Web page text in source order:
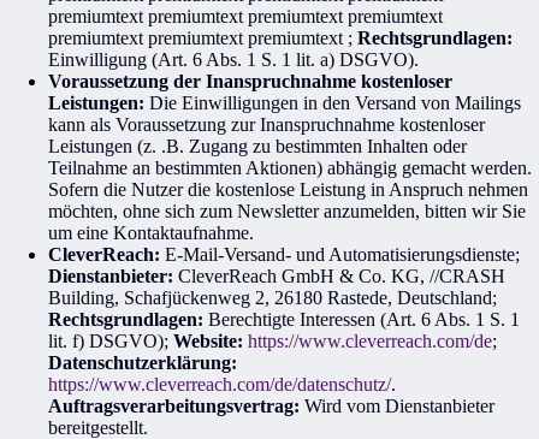
premiumtext premiumtext premiumtext premiumtext
premiumtext premiumtext premiumtext ; Rechtsgrundlagen:
Einwilligung (Art. 6 Abs. 1 S. 1 lit. a) DSGVO).
Voraussetzung der Inanspruchnahme kostenloser
Leistungen: Die Einwilligungen in den Versand von Mailings
kann als Voraussetzung zur Inanspruchnahme kostenloser
Leistungen (z. .B. Zugang zu bestimmten Inhalten oder
Teilnahme an bestimmten Aktionen) abhängig gemacht werden.
Sofern die Nutzer die kostenlose Leistung in Anspruch nehmen
möchten, ohne sich zum Newsletter anzumelden, bitten wir Sie
um eine Kontaktaufnahme.
CleverReach: E-Mail-Versand- und Automatisierungsdienste;
Dienstanbieter: CleverReach GmbH & Co. KG, //CRASH
Building, Schafjückenweg 2, 26180 Rastede, Deutschland;
Rechtsgrundlagen: Berechtigte Interessen (Art. 6 Abs. 1 S. 1
lit. f) DSGVO); Website: https://www.cleverreach.com/de;
Datenschutzerklärung:
https://www.cleverreach.com/de/datenschutz/.
Auftragsverarbeitungsvertrag: Wird vom Dienstanbieter
bereitgestellt.